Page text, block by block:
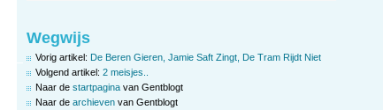
Wegwijs
Vorig artikel: De Beren Gieren, Jamie Saft Zingt, De Tram Rijdt Niet
Volgend artikel: 2 meisjes..
Naar de startpagina van Gentblogt
Naar de archieven van Gentblogt